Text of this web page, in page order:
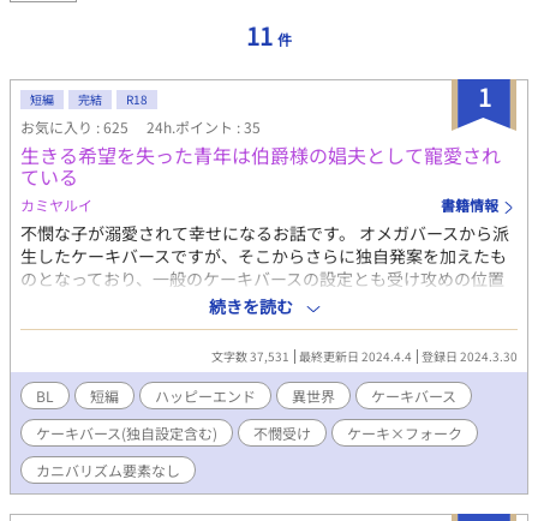
11 件
1
短編 完結 R18
お気に入り : 625 24h.ポイント : 35
生きる希望を失った青年は伯爵様の娼夫として寵愛され
ている
カミヤルイ 書籍情報
不憫な子が溺愛されて幸せになるお話です。 オメガバースから派
生したケーキバースですが、そこからさらに独自発案を加えたも
のとなっており、一般のケーキバースの設定とも受け攻めの位置
も違っていますので、特に知識なくお読みいただけるかと思いま
す。 ＊ケーキバース自体はカニバ要素のある設定です。冒頭の三
行ほどのケーキバース設定説明では「グロ」と感じる方もおられ
るかもしれません。内容はそれを覆したものとなっており、カニ
バや殺人の描写はありませんので食わず嫌いなく、お読み頂けた
ら嬉しいです。 ＊ケーキバース原案者：韓国の르네 甘白
@Rune_communicさん ＊NamingSpecial Thanks：ゆあ様&雨
宮理久様
続きを読む
文字数 37,531 最終更新日 2024.4.4 登録日 2024.3.30
BL 短編 ハッピーエンド 異世界
ケーキバース
ケーキバース(独自設定含む)
不憫受け
ケーキ×フォーク
カニバリズム要素なし